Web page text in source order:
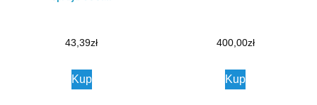
43,39zł
Kup
400,00zł
Kup